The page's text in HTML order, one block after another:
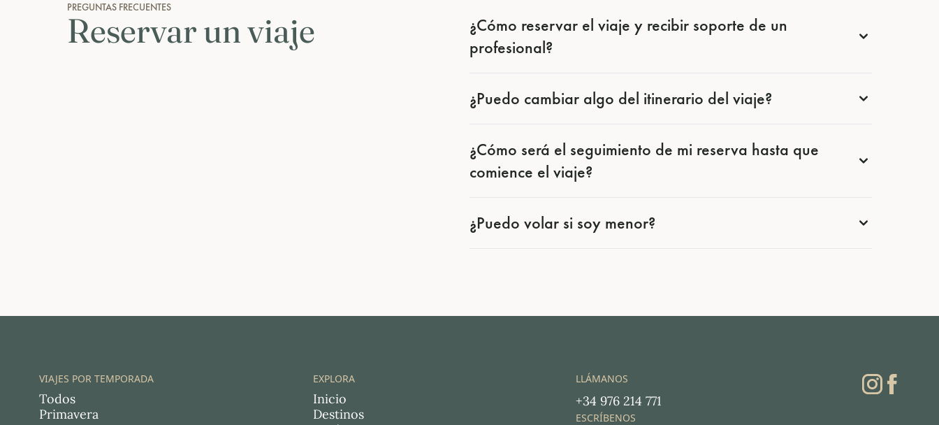
PREGUNTAS FRECUENTES
Reservar un viaje
¿Cómo reservar el viaje y recibir soporte de un
profesional?
¿Puedo cambiar algo del itinerario del viaje?
¿Cómo será el seguimiento de mi reserva hasta que
comience el viaje?
¿Puedo volar si soy menor?
VIAJES POR TEMPORADA
Todos
Primavera
EXPLORA
Inicio
Destinos
LLÁMANOS
+34 976 214 771
ESCRÍBENOS